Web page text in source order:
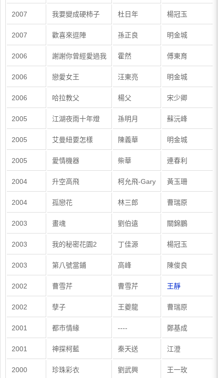
2007 我要變成硬柿子 杜日年 楊冠玉
2007 歡喜來逗陣 孫正良 明金城
2006 謝謝你曾經愛過我 霍然 傅東育
2006 戀愛女王 汪東亮 明金城
2006 哈拉教父 楊父 宋少卿
2005 江湖夜雨十年燈 孫明月 蘇沅峰
2005 艾曼紐要怎樣 陳義華 明金城
2005 愛情機器 柴華 連春利
2004 升空高飛 柯允飛-Gary 黃玉珊
2004 孤戀花 林三郎 曹瑞原
2003 畫魂 劉伯遠 關錦鵬
2003 我的秘密花園2 丁佳源 楊冠玉
2003 第八號當鋪 高峰 陳俊良
2002 曹雪芹 曹雪芹 王靜
2002 孽子 王夔龍 曹瑞原
2001 都市情緣 ---- 鄭基成
2001 神探柯藍 秦天送 江澄
2000 珍珠彩衣 劉武興 王一玫